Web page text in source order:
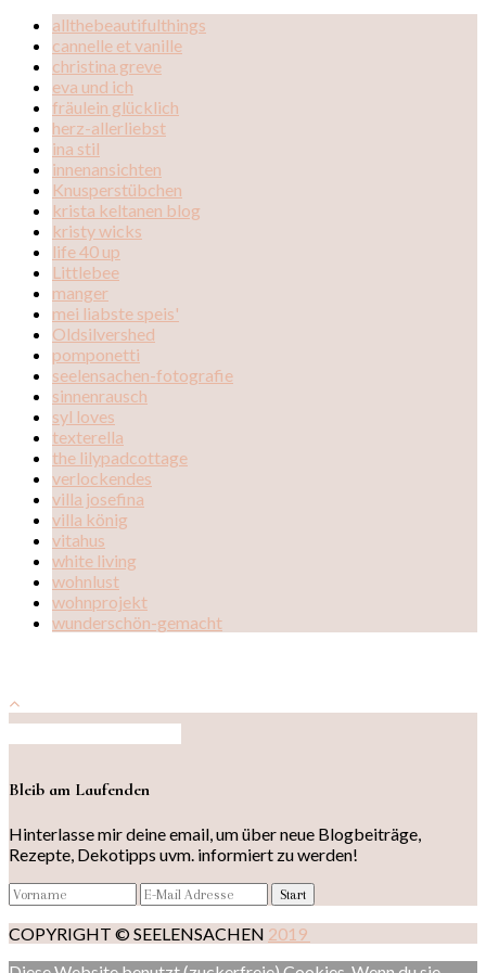
allthebeautifulthings
cannelle et vanille
christina greve
eva und ich
fräulein glücklich
herz-allerliebst
ina stil
innenansichten
Knusperstübchen
krista keltanen blog
kristy wicks
life 40 up
Littlebee
manger
mei liabste speis'
Oldsilvershed
pomponetti
seelensachen-fotografie
sinnenrausch
syl loves
texterella
the lilypadcottage
verlockendes
villa josefina
villa könig
vitahus
white living
wohnlust
wohnprojekt
wunderschön-gemacht
Bleib am Laufenden
Hinterlasse mir deine email, um über neue Blogbeiträge,
Rezepte, Dekotipps uvm. informiert zu werden!
COPYRIGHT © SEELENSACHEN 2019